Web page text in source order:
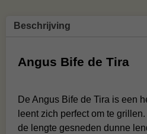
Beschrijving
Angus Bife de Tira
De Angus Bife de Tira is een
leent zich perfect om te
de lengte gesneden dunne